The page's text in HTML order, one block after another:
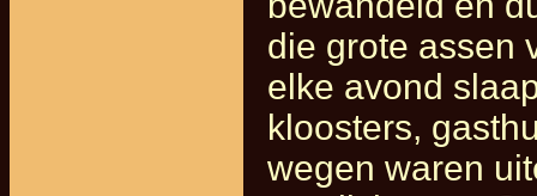
die grote assen
elke avond
kloosters,
wegen waren